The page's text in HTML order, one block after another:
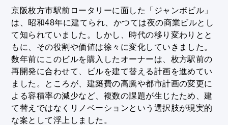
京阪枚方市駅前ロータリーに面した「ジャンボビル」
は、昭和48年に建てられ、かつては夜の商業ビルとし
て知られていました。しかし、時代の移り変わりとと
もに、その役割や価値は徐々に変化していきました。
数年前にこのビルを購入したオーナーは、枚方駅前の
再開発に合わせて、ビルを建て替える計画を進めてい
ました。ところが、建築費の高騰や都市計画の変更に
よる容積率の減少など、複数の課題が生じたため、建
て替えではなくリノベーションという選択肢が現実的
な案として浮上しました。